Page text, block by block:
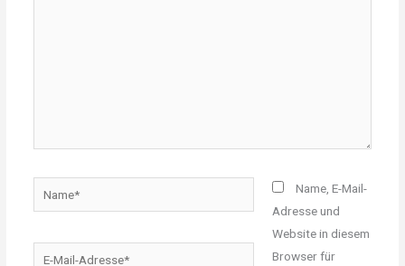
Name, E-Mail-
Adresse und
Website in diesem
Browser für